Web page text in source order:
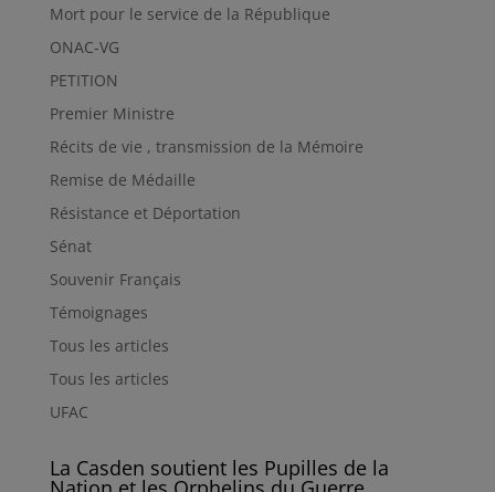
Mort pour le service de la République
ONAC-VG
PETITION
Premier Ministre
Récits de vie , transmission de la Mémoire
Remise de Médaille
Résistance et Déportation
Sénat
Souvenir Français
Témoignages
Tous les articles
Tous les articles
UFAC
La Casden soutient les Pupilles de la